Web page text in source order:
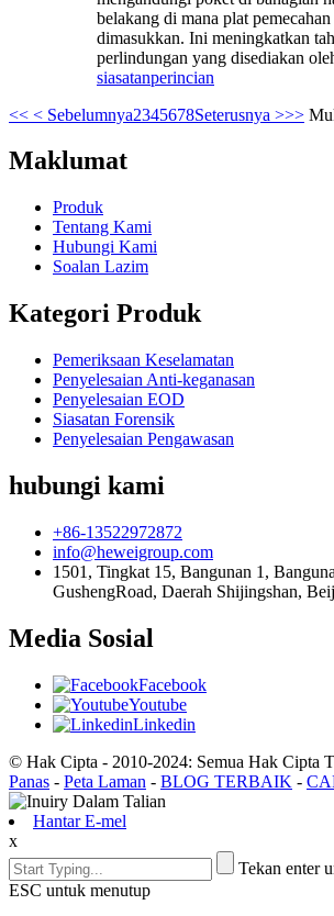
belakang di mana plat
dimasukkan. Ini meningkatkan
perlindungan yang disediakan
siasatanperincian
<< < Sebelumnya2345678Seterusnya >>>
Maklumat
Produk
Tentang Kami
Hubungi Kami
Soalan Lazim
Kategori Produk
Pemeriksaan Keselamatan
Penyelesaian Anti-keganasan
Penyelesaian EOD
Siasatan Forensik
Penyelesaian Pengawasan
hubungi kami
+86-13522972872
info@heweigroup.com
1501, Tingkat 15, Bangunan 1,
GushengRoad, Daerah Shijingshan,
Media Sosial
Facebook
Youtube
Linkedin
© Hak Cipta - 2010-2024: Semua Hak Cipta
Panas - Peta Laman - BLOG TERBAIK -
Hantar E-mel
x
Tekan enter
ESC untuk menutup